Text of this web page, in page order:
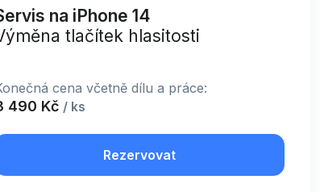
na iPhone 14
tlačítek hlasitosti
cena včetně dílu a práce:
490 Kč / ks
Rezervovat